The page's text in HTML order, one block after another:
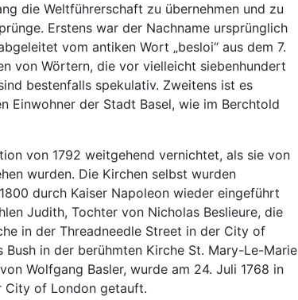
die Weltführerschaft zu übernehmen und zu
Erstens war der Nachname ursprünglich
vom antiken Wort „besloi“ aus dem 7.
von Wörtern, die vor vielleicht siebenhundert
bestenfalls spekulativ. Zweitens ist es
Einwohner der Stadt Basel, wie im Berchtold
von 1792 weitgehend vernichtet, als sie von
wurden. Die Kirchen selbst wurden
durch Kaiser Napoleon wieder eingeführt
Judith, Tochter von Nicholas Beslieure, die
in der Threadneedle Street in der City of
in der berühmten Kirche St. Mary-Le-Marie
Wolfgang Basler, wurde am 24. Juli 1768 in
City of London getauft.